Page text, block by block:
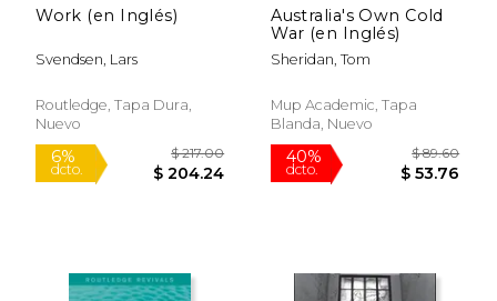
Work (en Inglés)
Svendsen, Lars
Routledge, Tapa Dura,
Nuevo
Australia's Own Cold
War (en Inglés)
Sheridan, Tom
Mup Academic, Tapa
Blanda, Nuevo